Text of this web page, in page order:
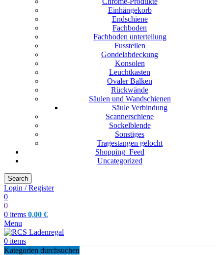
Einhängekorb
Endschiene
Fachboden
Fachboden unterteilung
Fussteilen
Gondelabdeckung
Konsolen
Leuchtkasten
Ovaler Balken
Rückwände
Säulen und Wandschienen
Säule Verbindung
Scannerschiene
Sockelblende
Sonstiges
Tragestangen gelocht
Shopping_Feed
Uncategorized
Search
Login / Register
0
0
0 items 0,00 €
Menu
0 items
Kategorien durchsuchen